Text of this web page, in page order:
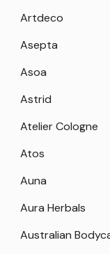
Artdeco
Asepta
Asoa
Astrid
Atelier Cologne
Atos
Auna
Aura Herbals
Australian